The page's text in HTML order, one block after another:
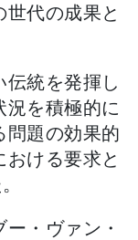
代の成果と
統を発揮し
況を積極的に
問題の効果的
ける要求と
・ヴァン・